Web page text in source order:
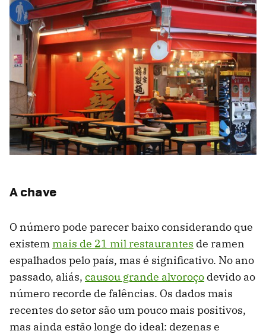
A chave
O número pode parecer baixo considerando que
existemmais de 21 mil restaurantes de ramen
espalhados pelo país, mas é significativo. No ano
passado, aliás, causou grande alvoroço devido ao
número recorde de falências. Os dados mais
recentes do setor são um pouco mais positivos,
mas ainda estão longe do ideal: dezenas e